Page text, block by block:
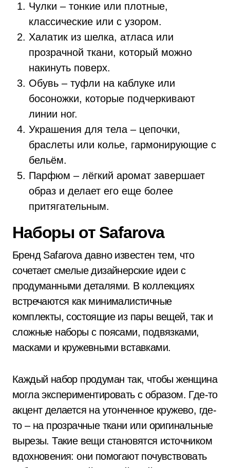
Чулки – тонкие или плотные,
классические или с узором.
Халатик из шелка, атласа или
прозрачной ткани, который можно
накинуть поверх.
Обувь – туфли на каблуке или
босоножки, которые подчеркивают
линии ног.
Украшения для тела – цепочки,
браслеты или колье, гармонирующие с
бельём.
Парфюм – лёгкий аромат завершает
образ и делает его еще более
притягательным.
Наборы от Safarova
Бренд Safarova давно известен тем, что
сочетает смелые дизайнерские идеи с
продуманными деталями. В коллекциях
встречаются как минималистичные
комплекты, состоящие из пары вещей, так и
сложные наборы с поясами, подвязками,
масками и кружевными вставками.
Каждый набор продуман так, чтобы женщина
могла экспериментировать с образом. Где-то
акцент делается на утонченное кружево, где-
то – на прозрачные ткани или оригинальные
вырезы. Такие вещи становятся источником
вдохновения: они помогают почувствовать